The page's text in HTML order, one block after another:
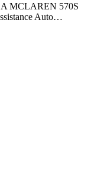
MCLAREN 570S
Auto…